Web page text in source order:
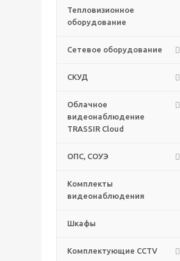
Тепловизионное
оборудование
Сетевое оборудование
СКУД
Облачное
видеонаблюдение
TRASSIR Cloud
ОПС, СОУЭ
Комплекты
видеонаблюдения
Шкафы
Комплектующие CCTV